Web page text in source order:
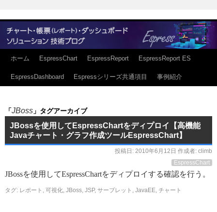
ホーム EspressChart EspressReport EspressReport ES
EspressDashboard Espressシリーズ共通項目 事例紹介
「JBoss 」タグアーカイブ
JBossを使用してEspressChartをディプロイ【高機能
Javaチャート・グラフ作成ツールEspressChart】
投稿日: 2010年6月12日 作成者: climb
EspressChart
JBossを使用してEspressChartをディプロイする確認を行う。
タグ: レポート , 可視化, JBoss, JSP, サーブレット , JavaEE, チャート